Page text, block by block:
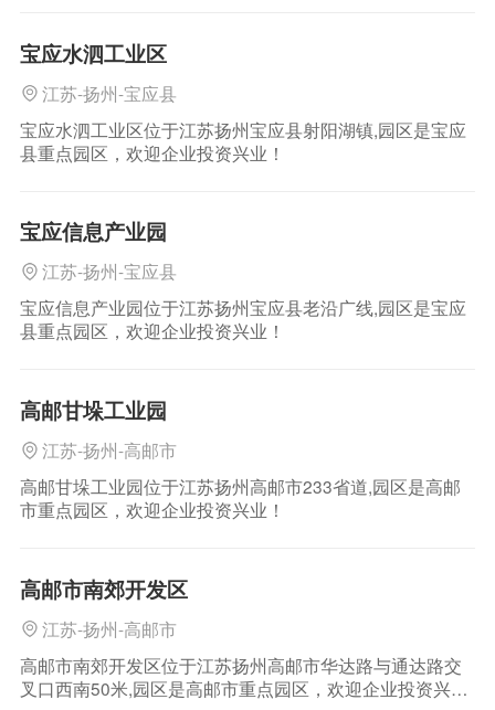
宝应水泗工业区
江苏-扬州-宝应县
宝应水泗工业区位于江苏扬州宝应县射阳湖镇,园区是宝应
县重点园区，欢迎企业投资兴业！
宝应信息产业园
江苏-扬州-宝应县
宝应信息产业园位于江苏扬州宝应县老沿广线,园区是宝应
县重点园区，欢迎企业投资兴业！
高邮甘垛工业园
江苏-扬州-高邮市
高邮甘垛工业园位于江苏扬州高邮市233省道,园区是高邮
市重点园区，欢迎企业投资兴业！
高邮市南郊开发区
江苏-扬州-高邮市
高邮市南郊开发区位于江苏扬州高邮市华达路与通达路交
叉口西南50米,园区是高邮市重点园区，欢迎企业投资兴